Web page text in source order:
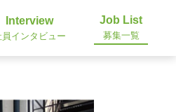
Interview
員インタビュー
Job List
募集一覧